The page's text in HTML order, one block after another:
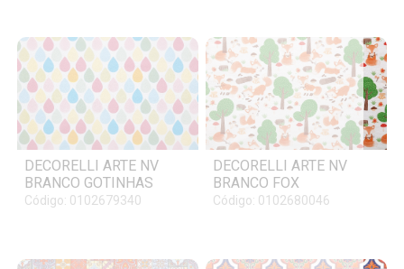
DECORELLI ARTE NV
BRANCO GOTINHAS
Código: 0102679340
DECORELLI ARTE NV
BRANCO FOX
Código: 0102680046